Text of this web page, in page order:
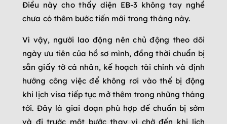
Điều này cho thấy diện EB-3 không tay nghề
chưa có thêm bước tiến mới trong tháng này.
Vì vậy, người lao động nên chủ động theo dõi
ngày ưu tiên của hồ sơ mình, đồng thời chuẩn bị
sẵn giấy tờ cá nhân, kế hoạch tài chính và định
hướng công việc để không rơi vào thế bị động
khi lịch visa tiếp tục mở thêm trong những tháng
tới. Đây là giai đoạn phù hợp để chuẩn bị sớm
và đi trước một bước thay vì chờ đến khi lịch